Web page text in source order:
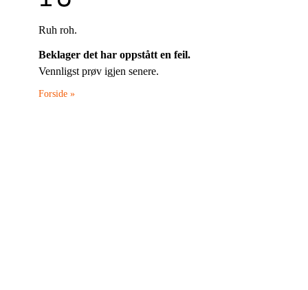
Ruh roh.
Beklager det har oppstått en feil.
Vennligst prøv igjen senere.
Forside »